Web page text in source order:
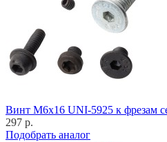
Винт M6x16 UNI-5925 к фрезам
297 р.
Подобрать аналог